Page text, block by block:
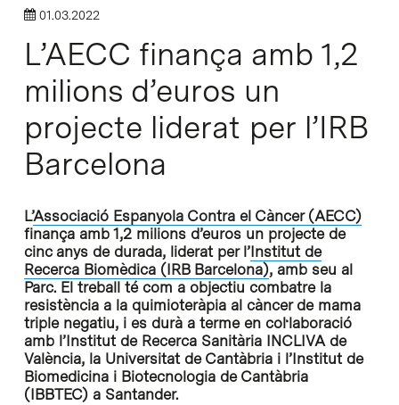
01.03.2022
L’AECC finança amb 1,2
milions d’euros un
projecte liderat per l’IRB
Barcelona
L’Associació Espanyola Contra el Càncer (AECC)
finança amb 1,2 milions d’euros un projecte de
cinc anys de durada, liderat per l’Institut de
Recerca Biomèdica (IRB Barcelona), amb seu al
Parc. El treball té com a objectiu combatre la
resistència a la quimioteràpia al càncer de mama
triple negatiu, i es durà a terme en col·laboració
amb l’Institut de Recerca Sanitària INCLIVA de
València, la Universitat de Cantàbria i l’Institut de
Biomedicina i Biotecnologia de Cantàbria
(IBBTEC) a Santander.